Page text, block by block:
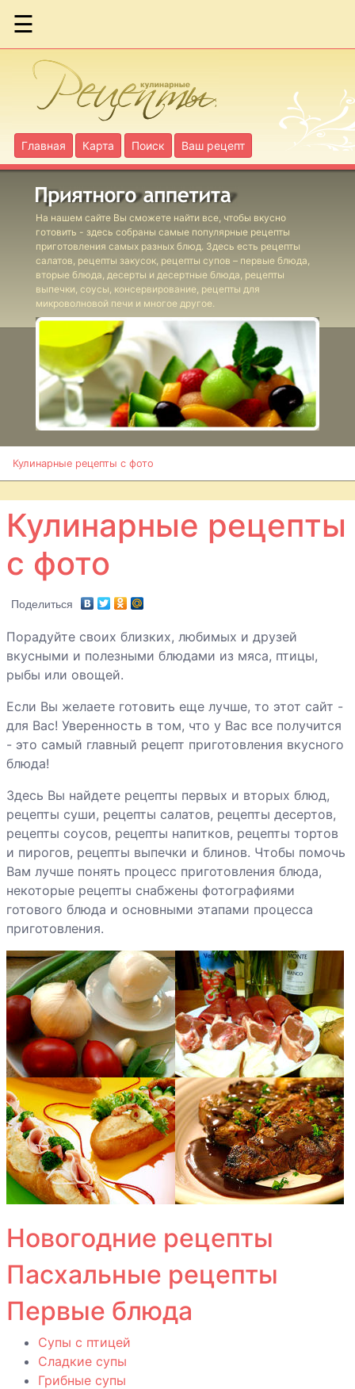
☰
Главная Карта Поиск Ваш рецепт
На нашем сайте Вы сможете найти все, чтобы вкусно
готовить - здесь собраны самые популярные рецепты
приготовления самых разных блюд. Здесь есть рецепты
салатов, рецепты закусок, рецепты супов – первые блюда,
вторые блюда, десерты и десертные блюда, рецепты
выпечки, соусы, консервирование, рецепты для
микроволновой печи и многое другое.
Кулинарные рецепты с фото
Блюда для
микроволновки
Блюда для
детей
Десерты
Консервы
Напитки
Новогодние
рецепты
Пасхальные
рецепты
Первые блюда
Постные блюда
Разное
Салаты
Шашлыки и
барбекю
Выпечка
Вторые блюда
Закуски
Справочная
Кулинарные рецепты
с фото
Поделиться
Порадуйте своих близких, любимых и друзей
вкусными и полезными блюдами из мяса, птицы,
рыбы или овощей.
Если Вы желаете готовить еще лучше, то этот сайт -
для Вас! Уверенность в том, что у Вас все получится
- это самый главный рецепт приготовления вкусного
блюда!
Здесь Вы найдете рецепты первых и вторых блюд,
рецепты суши, рецепты салатов, рецепты десертов,
рецепты соусов, рецепты напитков, рецепты тортов
и пирогов, рецепты выпечки и блинов. Чтобы помочь
Вам лучше понять процесс приготовления блюда,
некоторые рецепты снабжены фотографиями
готового блюда и основными этапами процесса
приготовления.
Новогодние рецепты
Пасхальные рецепты
Первые блюда
Супы с птицей
Сладкие супы
Грибные супы